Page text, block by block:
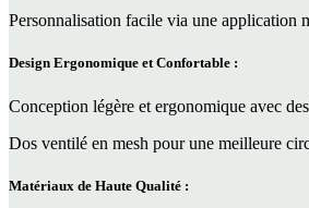
Personnalisation facile via une application
Design Ergonomique et Confortable :
Conception légère et ergonomique avec
Dos ventilé en mesh pour une meilleure
Matériaux de Haute Qualité :